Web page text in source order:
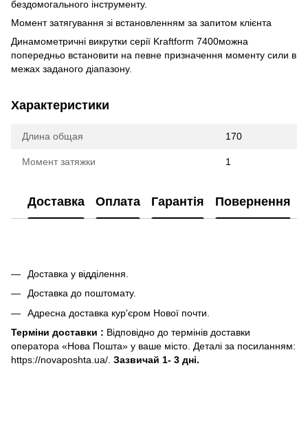
бездомогального інструменту.
Момент затягування зі встановленням за запитом клієнта
Динамометричні викрутки серії Kraftform 7400можна
попередньо встановити на певне призначення моменту сили в
межах заданого діапазону.
Характеристики
Длина общая 170
Момент затяжки 1
Доставка Оплата Гарантія Повернення
Доставка у відділення.
Доставка до поштомату.
Адресна доставка кур'єром Нової почти.
Терміни доставки : Відповідно до термінів доставки
оператора «Нова Пошта» у ваше місто. Деталі за посиланням:
https://novaposhta.ua/. Зазвичай 1- 3 дні.